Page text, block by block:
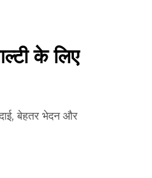
के लिए
बेहतर भेदन और